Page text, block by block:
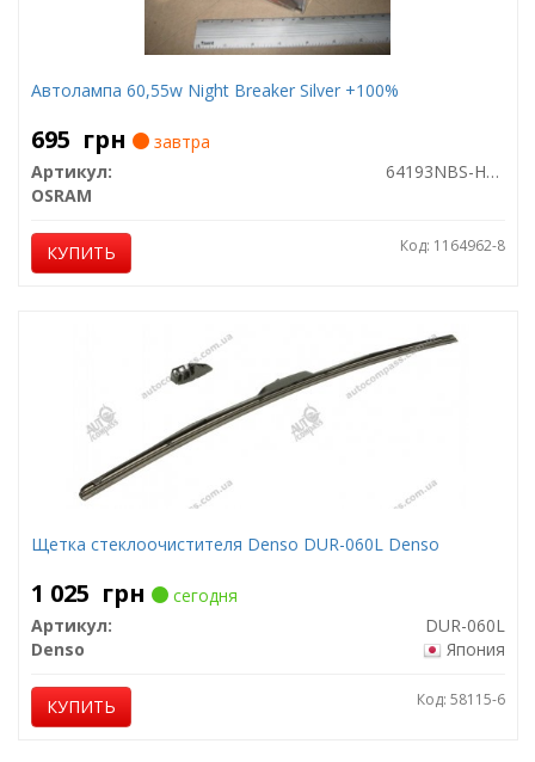
Автолампа 60,55w Night Breaker Silver +100%
695 грн
завтра
Артикул:
64193NBS-HCB
OSRAM
КУПИТЬ Код: 1164962-8
Щетка стеклоочистителя Denso DUR-060L Denso
1 025 грн
сегодня
Артикул:
DUR-060L
Denso
Япония
КУПИТЬ Код: 58115-6